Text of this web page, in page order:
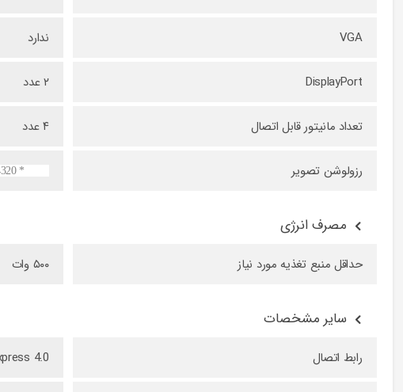
VGA ندارد
DisplayPort ۲ عدد
تعداد مانیتور قابل اتصال ۴ عدد
رزولوشن تصویر
مصرف انرژی
حداقل منبع تغذیه مورد نیاز ۵۰۰ وات
سایر مشخصات
رابط اتصال 4.0